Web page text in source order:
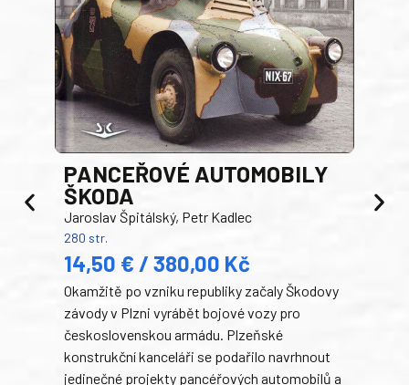
PANCEŘOVÉ AUTOMOBILY
ŠKODA
Jaroslav Špitálský, Petr Kadlec
280 str.
14,50 € / 380,00 Kč
Okamžitě po vzniku republiky začaly Škodovy
závody v Plzni vyrábět bojové vozy pro
československou armádu. Plzeňské
konstrukční kanceláři se podařilo navrhnout
jedinečné projekty pancéřových automobilů a